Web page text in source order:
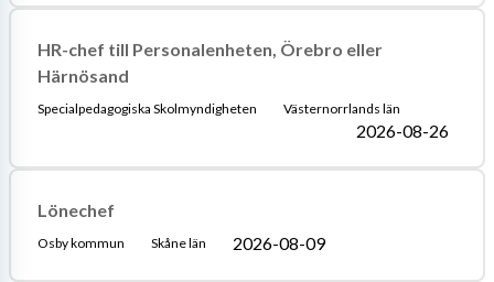
HR-chef till Personalenheten, Örebro eller
Härnösand
Specialpedagogiska Skolmyndigheten Västernorrlands län
2026-08-26
Lönechef
Osby kommun Skåne län 2026-08-09